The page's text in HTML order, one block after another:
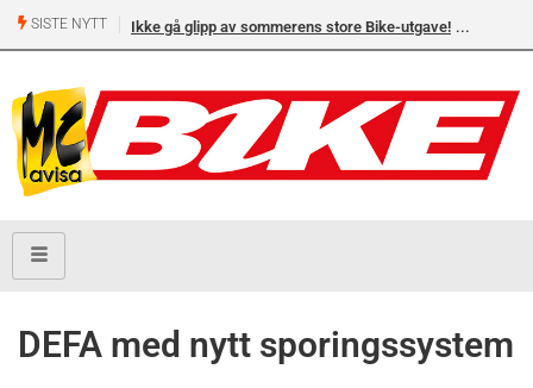
SISTE NYTT Ikke gå glipp av sommerens store Bike-utgave!
DEFA med nytt sporingssystem